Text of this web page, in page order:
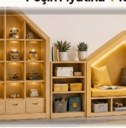
Tahmini
Ekle